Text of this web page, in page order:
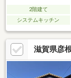
2階建て
システムキッチン
滋賀県彦